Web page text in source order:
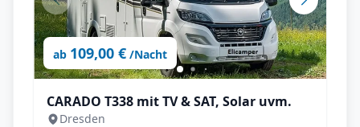
ab 109,00 € /Nacht
CARADO T338 mit TV & SAT, Solar uvm.
Dresden